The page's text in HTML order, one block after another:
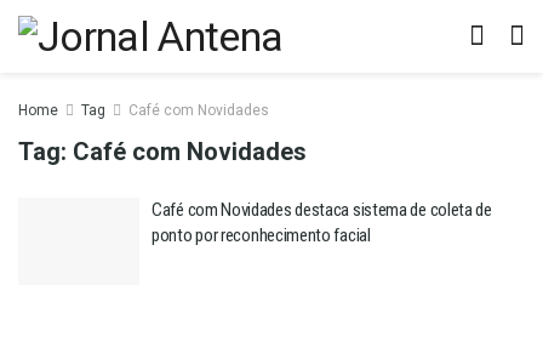
Home Tag Café com Novidades
Tag: Café com Novidades
Café com Novidades destaca sistema de coleta de
ponto por reconhecimento facial